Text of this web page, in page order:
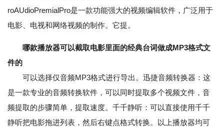
roAUdioPremialPro是一款功能强大的视频编辑软件，广泛用于
电影、电视和网络视频的制作。它提。
哪款播放器可以截取电影里面的经典台词做成MP3格式文
件的
可以选择仅音频MP3格式进行导出。迅捷音频转换器：这
是一款专业的音频转换软件，可以同时提取多个视频文件，音
频提取的步骤简单，提取速度。千千静听：可以直接使用千千
静听把电影拖进列表，然后右键点格式转换。以上播放器均可